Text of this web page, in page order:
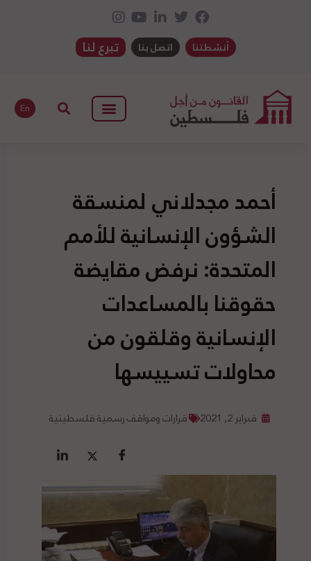
أنشطتنا اتصل بنا تبرع لنا
En
أحمد مجدلاني لمنسقة
الشؤون الإنسانية للأمم
المتحدة: نرفض مقايضة
حقوقنا بالمساعدات
الإنسانية وقلقون من
محاولات تسييسها
فبراير 2, 2021 قرارات ومواقف رسمية فلسطينية